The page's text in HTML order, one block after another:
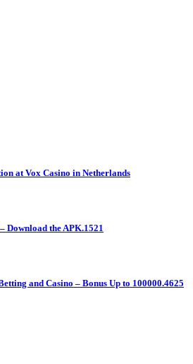
at Vox Casino in Netherlands
Download the APK.1521
and Casino – Bonus Up to 100000.4625